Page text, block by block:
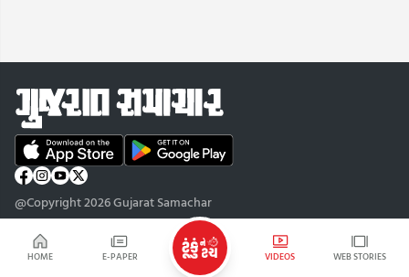
HOME E-PAPER VIDEOS WEB STORIES
@Copyright 2026 Gujarat Samachar